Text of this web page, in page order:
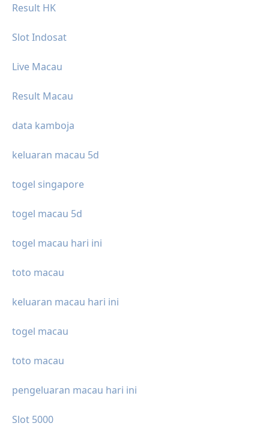
Result HK
Slot Indosat
Live Macau
Result Macau
data kamboja
keluaran macau 5d
togel singapore
togel macau 5d
togel macau hari ini
toto macau
keluaran macau hari ini
togel macau
toto macau
pengeluaran macau hari ini
Slot 5000